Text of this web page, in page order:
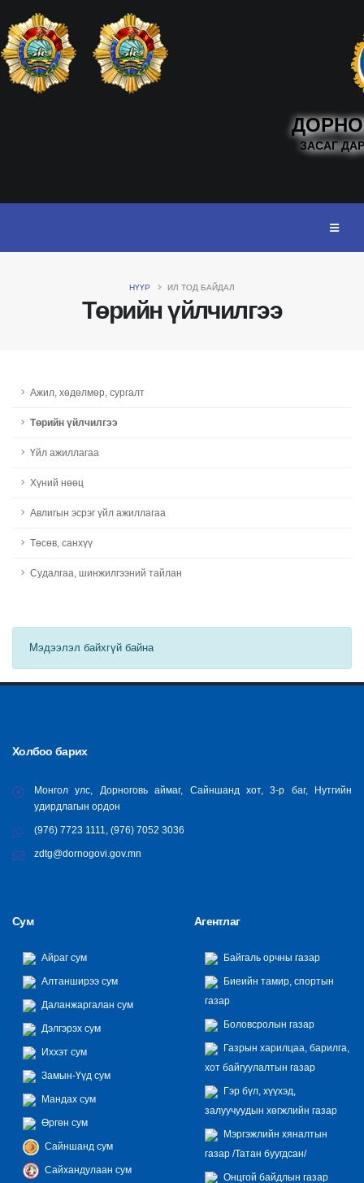
ЗАСАГ
НҮҮР ИЛ ТОД БАЙДАЛ
Төрийн үйлчилгээ
Ажил, хөдөлмөр, сургалт
Төрийн үйлчилгээ
Үйл ажиллагаа
Хүний нөөц
Авлигын эсрэг үйл ажиллагаа
Төсөв, санхүү
Судалгаа, шинжилгээний тайлан
Мэдээлэл байхгүй байна
Холбоо барих
Монгол улс, Дорноговь аймаг, Сайншанд хот, 3-р баг, Нутгийн
удирдлагын ордон
(976) 7723 1111, (976) 7052 3036
zdtg@dornogovi.gov.mn
Сум
Айраг сум
Алтанширээ сум
Даланжаргалан сум
Дэлгэрэх сум
Иххэт сум
Замын-Үүд сум
Мандах сум
Өргөн сум
Сайншанд сум
Сайхандулаан сум
Агентлаг
Байгаль орчны газар
Биеийн тамир, спортын
газар
Боловсролын газар
Газрын харилцаа, барилга,
хот байгуулалтын газар
Гэр бүл, хүүхэд,
залуучуудын хөгжлийн газар
Мэргэжлийн хяналтын
газар /Татан буугдсан/
Онцгой байдлын газар